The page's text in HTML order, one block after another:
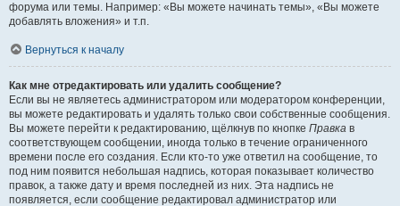
форума или темы. Например: «Вы можете начинать темы», «Вы можете
добавлять вложения» и т.п.
Вернуться к началу
Как мне отредактировать или удалить сообщение?
Если вы не являетесь администратором или модератором конференции,
вы можете редактировать и удалять только свои собственные сообщения.
Вы можете перейти к редактированию, щёлкнув по кнопке Правка в
соответствующем сообщении, иногда только в течение ограниченного
времени после его создания. Если кто-то уже ответил на сообщение, то
под ним появится небольшая надпись, которая показывает количество
правок, а также дату и время последней из них. Эта надпись не
появляется, если сообщение редактировал администратор или